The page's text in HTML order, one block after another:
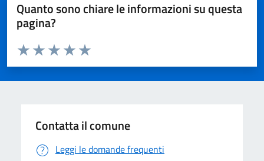
Quanto sono chiare le informazioni su questa
pagina?
Domanda
Valuta da 1 a 5 stelle la pagina
Valuta 5 stelle su 5
Valuta 4 stelle su 5
Valuta 3 stelle su 5
Valuta 2 stelle su 5
Valuta 1 stelle su 5
Contatta il comune
Leggi le domande frequenti